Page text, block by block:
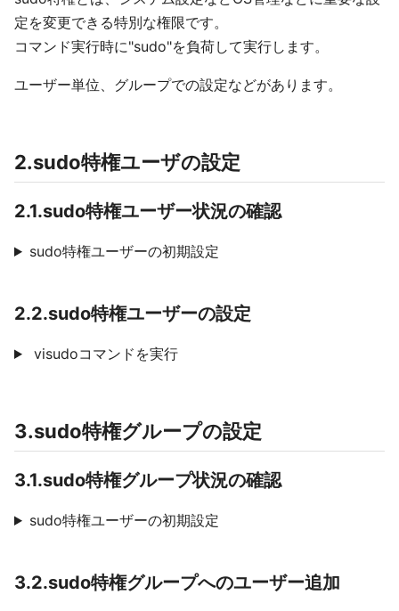
定を変更できる特別な権限です。
コマンド実行時に"sudo"を負荷して実行します。
ユーザー単位、グループでの設定などがあります。
2.sudo特権ユーザの設定
2.1.sudo特権ユーザー状況の確認
sudo特権ユーザーの初期設定
2.2.sudo特権ユーザーの設定
visudoコマンドを実行
3.sudo特権グループの設定
3.1.sudo特権グループ状況の確認
sudo特権ユーザーの初期設定
3.2.sudo特権グループへのユーザー追加